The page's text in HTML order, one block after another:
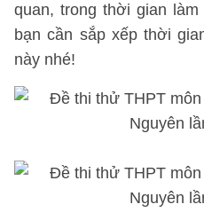
quan, trong thời gian
bạn cần sắp xếp thời
này nhé!